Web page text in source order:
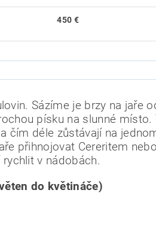
450 €
Sázíme je brzy na jaře
písku na slunné místo.
čím déle zůstávají na
přihnojovat Cereritem
v nádobách.
do květináče)